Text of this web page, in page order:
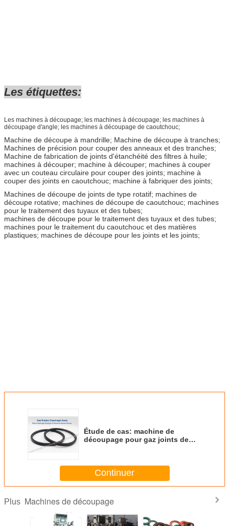
Les étiquettes:
Les machines à découpage; les machines à découpage; les machines à
découpage d'angle; les machines à découpage de caoutchouc;
Machine de découpe à mandrille; Machine de découpe à tranches;
Machines de précision pour couper des anneaux et des tranches;
Machine de fabrication de joints d'étanchéité des filtres à huile;
machines à découper; machine à découper; machines à couper
avec un couteau circulaire pour couper des joints; machine à
couper des joints en caoutchouc; machine à fabriquer des joints;
Machines de découpe de joints de type rotatif; machines de
découpe rotative; machines de découpe de caoutchouc; machines
pour le traitement des tuyaux et des tubes;
machines de découpe pour le traitement des tuyaux et des tubes;
machines pour le traitement du caoutchouc et des matières
plastiques; machines de découpe pour les joints et les joints;
Étude de cas: machine de
découpage pour gaz joints de
caoutchouc
Continuer
Plus Machines de découpage